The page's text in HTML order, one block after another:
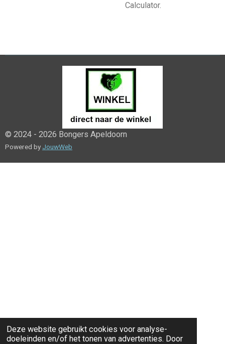
Deze website gebruikt cookies voor analyse-
doeleinden en/of het tonen van advertenties. Door
Calculator.
© 2024 - 2026 Bongers Apeldoorn
Powered by JouwWeb